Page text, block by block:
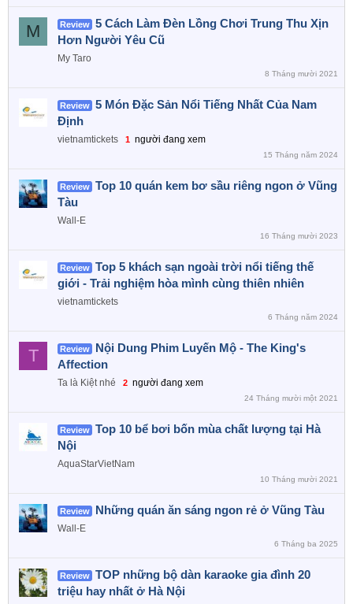
M Review 5 Cách Làm Đèn Lồng Chơi Trung Thu Xịn
Hơn Người Yêu Cũ
My Taro
8 Tháng mười 2021
Review 5 Món Đặc Sản Nổi Tiếng Nhất Của Nam
Định
vietnamtickets 1 người đang xem
15 Tháng năm 2024
Review Top 10 quán kem bơ sầu riêng ngon ở Vũng
Tàu
Wall-E
16 Tháng mười 2023
Review Top 5 khách sạn ngoài trời nổi tiếng thế
giới - Trải nghiệm hòa mình cùng thiên nhiên
vietnamtickets
6 Tháng năm 2024
T Review
Nội Dung Phim Luyến Mộ - The King's
Affection
Ta là Kiệt nhé 2 người đang xem
24 Tháng mười một 2021
Review Top 10 bể bơi bốn mùa chất lượng tại Hà
Nội
AquaStarVietNam
10 Tháng mười 2021
Review Những quán ăn sáng ngon rẻ ở Vũng Tàu
Wall-E
6 Tháng ba 2025
Review TOP những bộ dàn karaoke gia đình 20
triệu hay nhất ở Hà Nội